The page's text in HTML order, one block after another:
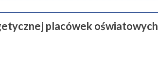
placówek oświatowych